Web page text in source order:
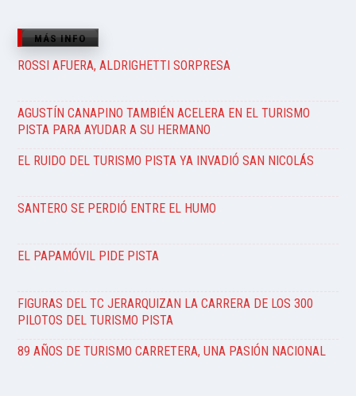
MÁS INFO
ROSSI AFUERA, ALDRIGHETTI SORPRESA
AGUSTÍN CANAPINO TAMBIÉN ACELERA EN EL TURISMO
PISTA PARA AYUDAR A SU HERMANO
EL RUIDO DEL TURISMO PISTA YA INVADIÓ SAN NICOLÁS
SANTERO SE PERDIÓ ENTRE EL HUMO
EL PAPAMÓVIL PIDE PISTA
FIGURAS DEL TC JERARQUIZAN LA CARRERA DE LOS 300
PILOTOS DEL TURISMO PISTA
89 AÑOS DE TURISMO CARRETERA, UNA PASIÓN NACIONAL